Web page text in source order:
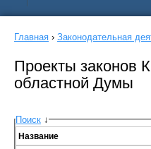
Главная › Законодательная
Проекты законов
областной Думы
Поиск ↓
Название